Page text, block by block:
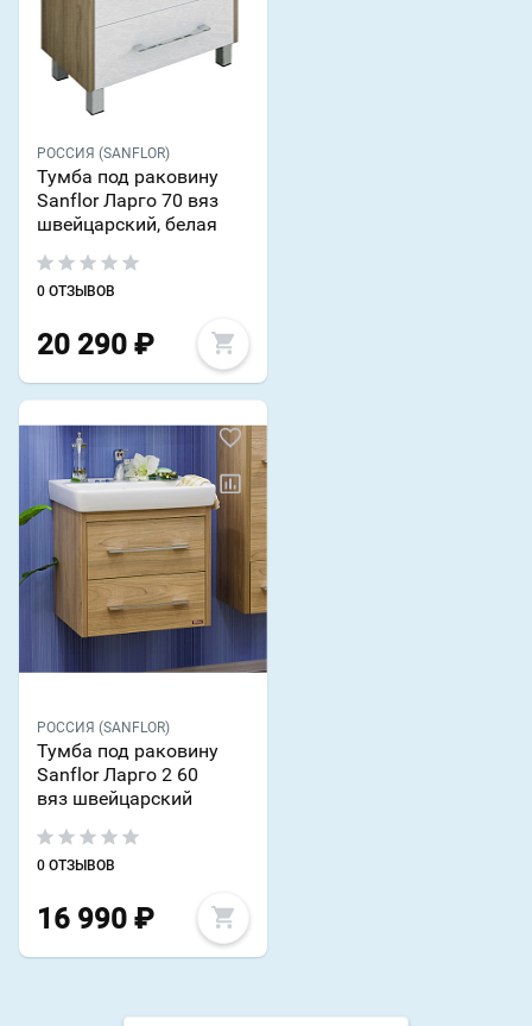
РОССИЯ (SANFLOR)
Тумба под раковину
Sanflor Ларго 70 вяз
швейцарский, белая
0 ОТЗЫВОВ
20 290 ₽
РОССИЯ (SANFLOR)
Тумба под раковину
Sanflor Ларго 2 60
вяз швейцарский
0 ОТЗЫВОВ
16 990 ₽